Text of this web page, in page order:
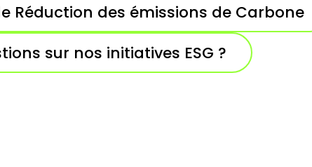
Réduction des émissions de Carbone
sur nos initiatives ESG ?